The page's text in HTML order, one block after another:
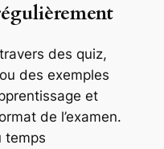
des quiz,
des exemples
et
de l’examen.
temps